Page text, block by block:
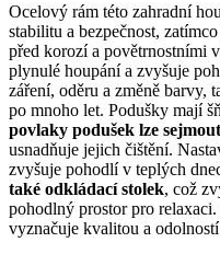
Ocelový rám této zahradní
stabilitu a bezpečnost,
před korozí a povětrnostními
plynulé houpání a zvyšuje
záření, oděru a změně barvy,
po mnoho let. Podušky mají
povlaky podušek lze
usnadňuje jejich čištění.
zvyšuje pohodlí v teplých
také odkládací stolek, což
pohodlný prostor pro
vyznačuje kvalitou a